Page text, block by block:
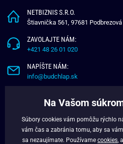
NETBIZNIS S.R.O.
Štiavnička 561, 97681 Podbrezová
ZAVOLAJTE NÁM:
+421 48 26 01 020
NAPÍŠTE NÁM:
info@budchlap.sk
VERNOSTNÝ PROGRAM
Na Vašom
Súbory cookies vám pomôžu rýchlo
vám čas a zabránia tomu, aby sa
sa nezaujímate. Používame cookies ,